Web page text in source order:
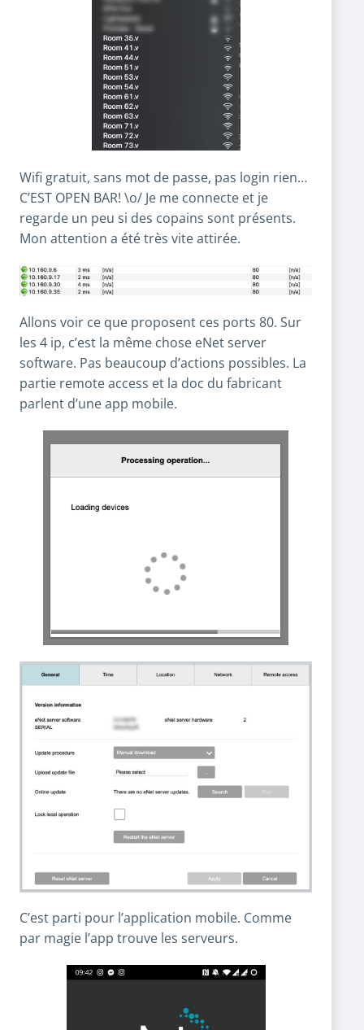
Wifi gratuit, sans mot de passe, pas login rien…
C’EST OPEN BAR! \o/ Je me connecte et je
regarde un peu si des copains sont présents.
Mon attention a été très vite attirée.
Allons voir ce que proposent ces ports 80. Sur
les 4 ip, c’est la même chose eNet server
software. Pas beaucoup d’actions possibles. La
partie remote access et la doc du fabricant
parlent d’une app mobile.
C’est parti pour l’application mobile. Comme
par magie l’app trouve les serveurs.